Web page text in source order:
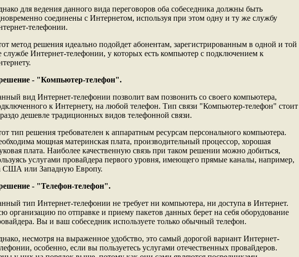
для ведения данного вида переговоров оба собеседника должны быть
соединены с Интернетом, используя при этом одну и ту же службу
телефонии.
метод решения идеально подойдет абонентам, зарегистрированным в одной и той
службе Интернет-телефонии, у которых есть компьютер с подключением к
- "Компьютер-телефон".
вид Интернет-телефонии позволит вам позвонить со своего компьютера,
к Интернету, на любой телефон. Тип связи "Компьютер-телефон" стоит
дешевле традиционных видов телефонной связи.
тип решения требователен к аппаратным ресурсам персонального компьютера.
мощная материнская плата, производительный процессор, хорошая
плата. Наиболее качественную связь при таком решении можно добиться,
услугами провайдера первого уровня, имеющего прямые каналы, например,
США или Западную Европу.
- "Телефон-телефон".
тип Интернет-телефонии не требует ни компьютера, ни доступа в Интернет.
организацию по отправке и приему пакетов данных берет на себя оборудование
Вы и ваш собеседник используете только обычный телефон.
несмотря на выраженное удобство, это самый дорогой вариант Интернет-
особенно, если вы пользуетесь услугами отечественных провайдеров.